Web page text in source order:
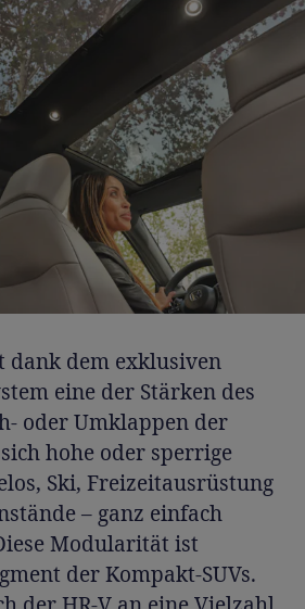
dem exklusiven
eine der Stärken des
oder Umklappen der
hohe oder sperrige
Ski, Freizeitausrüstung
– ganz einfach
Modularität ist
der Kompakt-SUVs.